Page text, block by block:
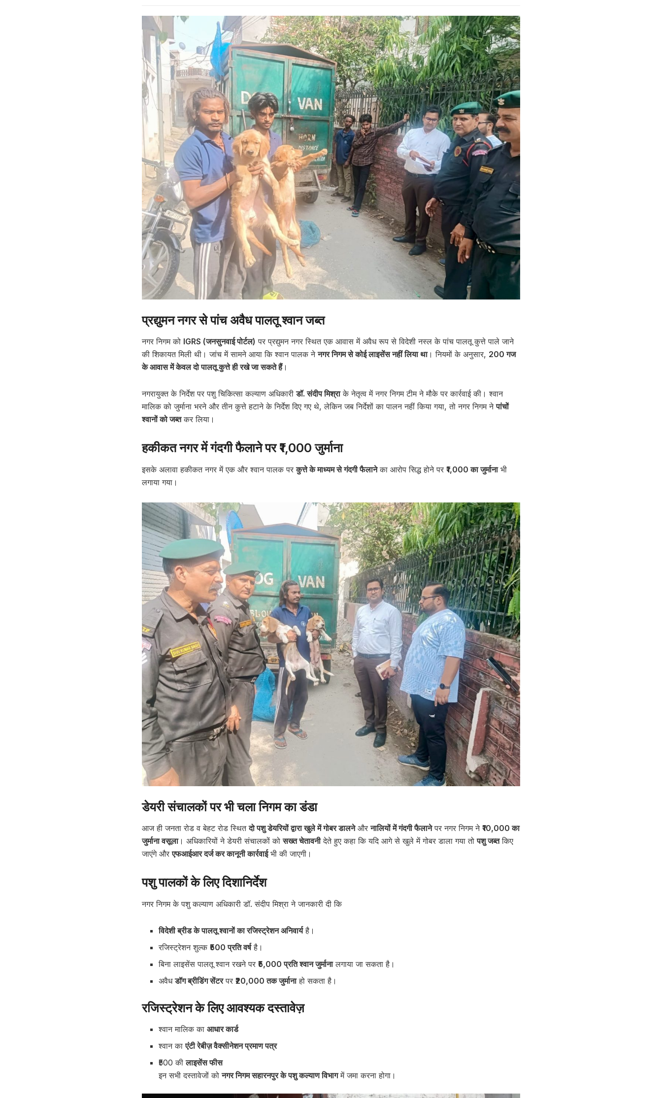
प्रद्युमन नगर से पांच अवैध पालतू श्वान जब्त
नगर निगम को IGRS (जनसुनवाई पोर्टल) पर प्रद्युमन नगर स्थित एक आवास में अवैध रूप से विदेशी नस्ल के पांच पालतू कुत्ते पाले जाने
की शिकायत मिली थी। जांच में सामने आया कि श्वान पालक नेनगर निगम से कोई लाइसेंस नहीं लिया था। नियमों के अनुसार, 200 गज
के आवास में केवल दो पालतू कुत्ते ही रखे जा सकते हैं।
नगरायुक्त के निर्देश पर पशु चिकित्सा कल्याण अधिकारीडॉ. संदीप मिश्राके नेतृत्व में नगर निगम टीम ने मौके पर कार्रवाई की। श्वान
मालिक को जुर्माना भरने और तीन कुत्ते हटाने के निर्देश दिए गए थे, लेकिन जब निर्देशों का पालन नहीं किया गया, तो नगर निगम नेपांचों
श्वानों को जब्तकर लिया।
हकीकत नगर में गंदगी फैलाने पर ₹1,000 जुर्माना
इसके अलावा हकीकत नगर में एक और श्वान पालक परकुत्ते के माध्यम से गंदगी फैलानेका आरोप सिद्ध होने पर ₹1,000 का जुर्मानाभी
लगाया गया।
डेयरी संचालकों पर भी चला निगम का डंडा
आज ही जनता रोड व बेहट रोड स्थितदो पशु डेयरियों द्वारा खुले में गोबर डालनेऔरनालियों में गंदगी फैलानेपर नगर निगम ने ₹10,000 का
जुर्माना वसूला। अधिकारियों ने डेयरी संचालकों कोसख्त चेतावनीदेते हुए कहा कि यदि आगे से खुले में गोबर डाला गया तोपशु जब्तकिए
जाएंगे औरएफआईआर दर्ज कर कानूनी कार्रवाईभी की जाएगी।
पशु पालकों के लिए दिशानिर्देश
नगर निगम के पशु कल्याण अधिकारी डॉ. संदीप मिश्रा ने जानकारी दी कि
विदेशी ब्रीड के पालतू श्वानों का रजिस्ट्रेशन अनिवार्यहै।
रजिस्ट्रेशन शुल्क₹500 प्रति वर्षहै।
बिना लाइसेंस पालतू श्वान रखने पर₹5,000 प्रति श्वान जुर्मानालगाया जा सकता है।
अवैधडॉग ब्रीडिंग सेंटरपर₹20,000 तक जुर्मानाहो सकता है।
रजिस्ट्रेशन के लिए आवश्यक दस्तावेज़
श्वान मालिक काआधार कार्ड
श्वान काएंटी रेबीज़ वैक्सीनेशन प्रमाण पत्र
₹500 कीलाइसेंस फीस
इन सभी दस्तावेजों कोनगर निगम सहारनपुर के पशु कल्याण विभागमें जमा करना होगा।